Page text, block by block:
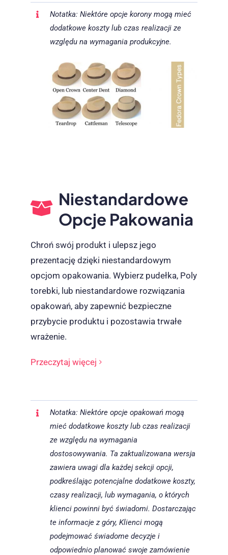
Notatka: Niektóre opcje korony mogą mieć
dodatkowe koszty lub czas realizacji ze
względu na wymagania produkcyjne.
Niestandardowe
Opcje Pakowania
Chroń swój produkt i ulepsz jego
prezentację dzięki niestandardowym
opcjom opakowania. Wybierz pudełka, Poly
torebki, lub niestandardowe rozwiązania
opakowań, aby zapewnić bezpieczne
przybycie produktu i pozostawia trwałe
wrażenie.
Przeczytaj więcej
Notatka: Niektóre opcje opakowań mogą
mieć dodatkowe koszty lub czas realizacji
ze względu na wymagania
dostosowywania. Ta zaktualizowana wersja
zawiera uwagi dla każdej sekcji opcji,
podkreślając potencjalne dodatkowe koszty,
czasy realizacji, lub wymagania, o których
klienci powinni być świadomi. Dostarczając
te informacje z góry, Klienci mogą
podejmować świadome decyzje i
odpowiednio planować swoje zamówienie